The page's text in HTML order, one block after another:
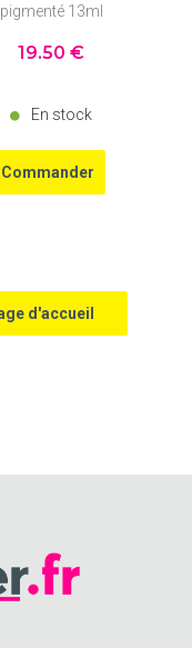
pigmenté 13ml
19.50 €
En stock